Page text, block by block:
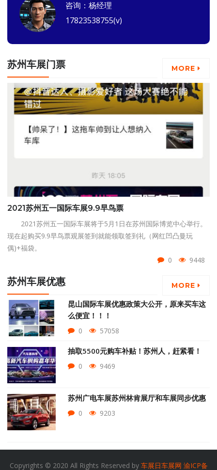
咨询：杨经理
17823538755(v)
苏州车展门票 MORE
2021苏州五一国际车展9.9早鸟票
2021苏州五一国际车展将于5月1日在苏州国际博览中心举行。
现在起购买9.9早鸟票观展签到就能领取签到礼（网红凹凸曼玩
偶)+福袋。
0
9448
苏州车展优惠 MORE
昆山国际车展优惠政策大公开，原来买车这
么便宜！！！
0 57058
抽取5500元购车补贴！苏州人，赶紧看！
0 9469
苏州广电车展苏州林肯展厅和车展同步优惠
0 9203
Copyrights © 2020 All Rights Reserved by 车展日车展网 渝ICP备